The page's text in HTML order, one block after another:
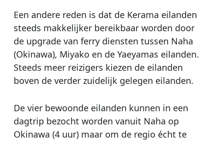
Een andere reden is dat de Kerama eilanden
steeds makkelijker bereikbaar worden door
de upgrade van ferry diensten tussen Naha
(Okinawa), Miyako en de Yaeyamas eilanden.
Steeds meer reizigers kiezen de eilanden
boven de verder zuidelijk gelegen eilanden.
De vier bewoonde eilanden kunnen in een
dagtrip bezocht worden vanuit Naha op
Okinawa (4 uur) maar om de regio écht te